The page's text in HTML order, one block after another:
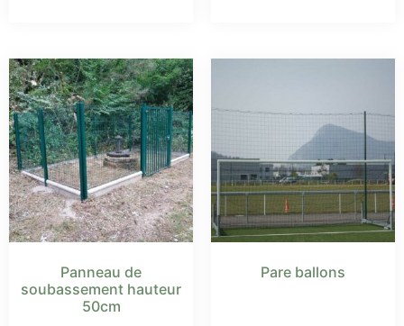
Panneau de
soubassement hauteur
50cm
Pare ballons